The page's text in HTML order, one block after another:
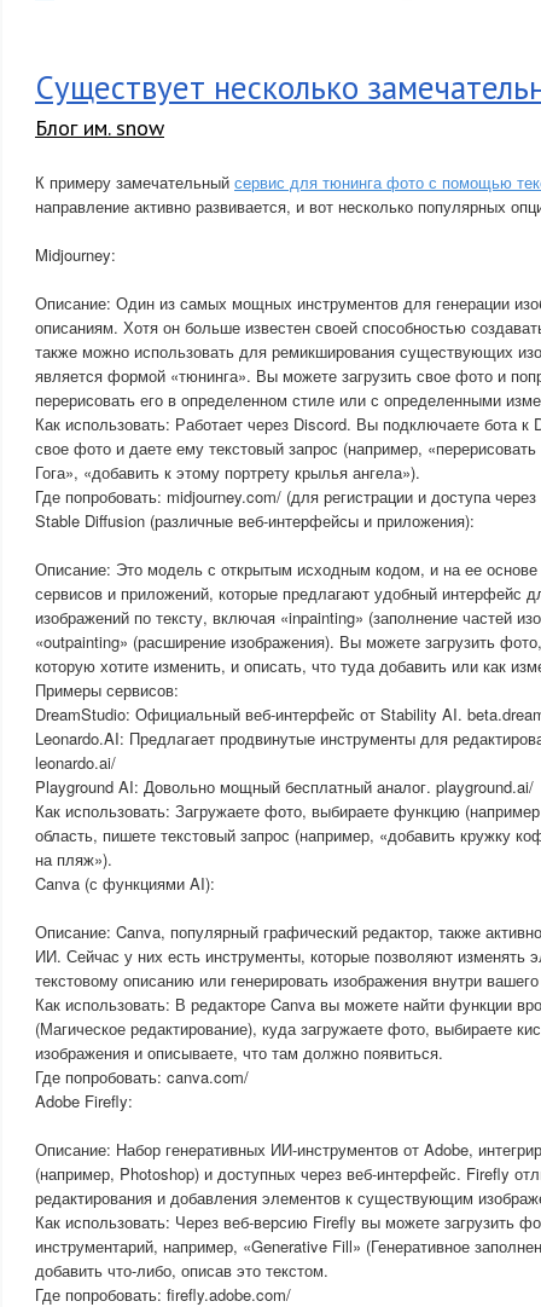
Существует несколько
Блог им. snow
К примеру замечательный сервис для тюнинга фото с помощью
направление активно развивается, и вот несколько популярных
Midjourney:
Описание: Один из самых мощных инструментов для генерации
описаниям. Хотя он больше известен своей способностью
также можно использовать для ремикширования существующих
является формой «тюнинга». Вы можете загрузить свое фото и
перерисовать его в определенном стиле или с определенными
Как использовать: Работает через Discord. Вы подключаете бота к
свое фото и даете ему текстовый запрос (например,
Гога», «добавить к этому портрету крылья ангела»).
Где попробовать: midjourney.com/ (для регистрации и доступа
Stable Diffusion (различные веб-интерфейсы и приложения):
Описание: Это модель с открытым исходным кодом, и на ее
сервисов и приложений, которые предлагают удобный интерфейс
изображений по тексту, включая «inpainting» (заполнение частей
«outpainting» (расширение изображения). Вы можете загрузить
которую хотите изменить, и описать, что туда добавить или как
Примеры сервисов:
DreamStudio: Официальный веб-интерфейс от Stability AI.
Leonardo.AI: Предлагает продвинутые инструменты для
leonardo.ai/
Playground AI: Довольно мощный бесплатный аналог. playground.ai/
Как использовать: Загружаете фото, выбираете функцию
область, пишете текстовый запрос (например, «добавить кружку
на пляж»).
Canva (с функциями AI):
Описание: Canva, популярный графический редактор, также
ИИ. Сейчас у них есть инструменты, которые позволяют изменять
текстовому описанию или генерировать изображения внутри
Как использовать: В редакторе Canva вы можете найти функции
(Магическое редактирование), куда загружаете фото, выбираете
изображения и описываете, что там должно появиться.
Где попробовать: canva.com/
Adobe Firefly:
Описание: Набор генеративных ИИ-инструментов от Adobe,
(например, Photoshop) и доступных через веб-интерфейс. Firefly
редактирования и добавления элементов к существующим
Как использовать: Через веб-версию Firefly вы можете загрузить
инструментарий, например, «Generative Fill» (Генеративное
добавить что-либо, описав это текстом.
Где попробовать: firefly.adobe.com/